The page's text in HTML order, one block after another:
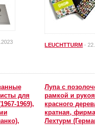
LEUCHTTURM -
для
1969),
Лупа с
рамкой и
красного
кратная,
Лехтурм